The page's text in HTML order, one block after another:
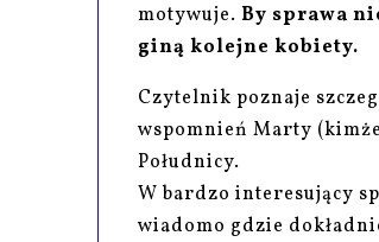
motywuje. By sprawa
giną kolejne kobiety.
Czytelnik poznaje
wspomnień Marty
Południcy.
W bardzo interesujący
wiadomo gdzie